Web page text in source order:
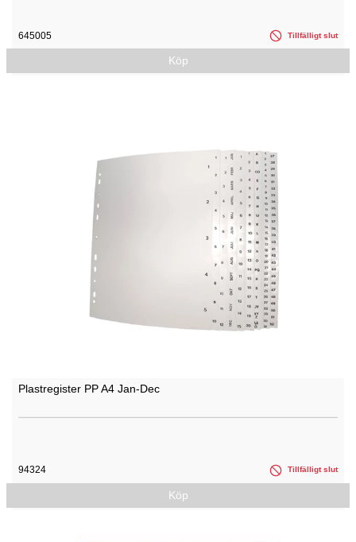
645005 Tillfälligt slut
Köp
Plastregister PP A4 Jan-Dec
94324 Tillfälligt slut
Köp